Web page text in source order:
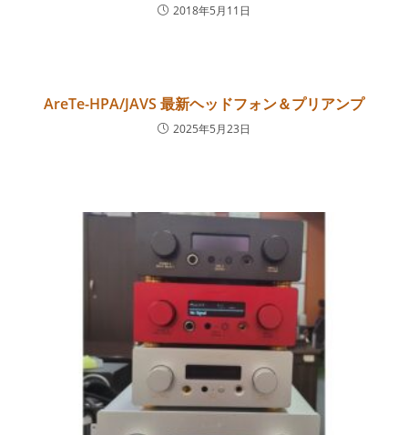
2018年5月11日
AreTe-HPA/JAVS 最新ヘッドフォン＆プリアンプ
2025年5月23日